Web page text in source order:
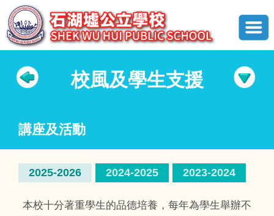
校風及學生支援
講座及活動
2025-2026 2024-2025 2023-2024
本校十分著重學生的品德培養，每年為學生舉辦不